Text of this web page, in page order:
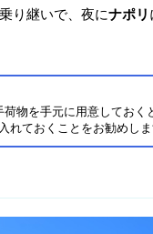
り継いで、夜にナポリ
物を手元に用意してお
れておくことをお勧めしま